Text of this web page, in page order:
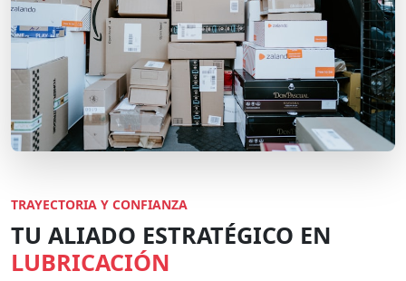
TRAYECTORIA Y CONFIANZA
TU ALIADO ESTRATÉGICO EN
LUBRICACIÓN